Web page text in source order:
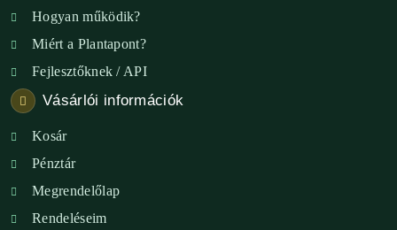
Hogyan működik?
Miért a Plantapont?
Fejlesztőknek / API
Vásárlói információk
Kosár
Pénztár
Megrendelőlap
Rendeléseim